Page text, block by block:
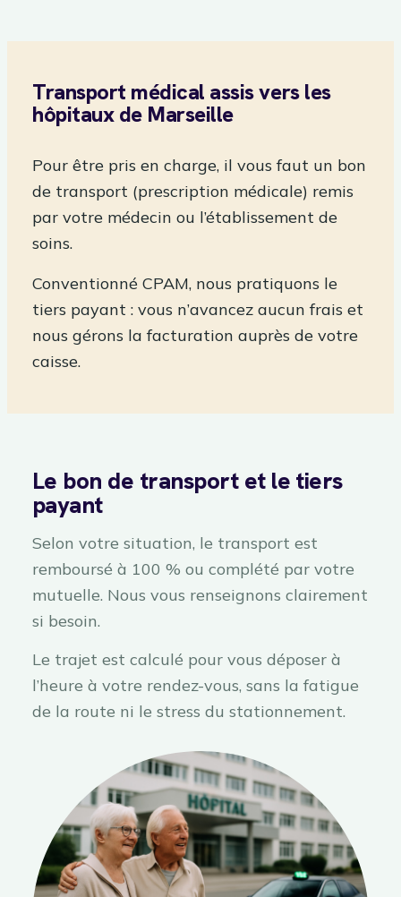
Transport médical assis vers les
hôpitaux de Marseille
Pour être pris en charge, il vous faut un bon
de transport (prescription médicale) remis
par votre médecin ou l’établissement de
soins.
Conventionné CPAM, nous pratiquons le
tiers payant : vous n’avancez aucun frais et
nous gérons la facturation auprès de votre
caisse.
Le bon de transport et le tiers
payant
Selon votre situation, le transport est
remboursé à 100 % ou complété par votre
mutuelle. Nous vous renseignons clairement
si besoin.
Le trajet est calculé pour vous déposer à
l’heure à votre rendez-vous, sans la fatigue
de la route ni le stress du stationnement.